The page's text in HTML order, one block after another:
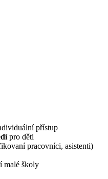
přístup
pro děti
pracovníci, asistenti)
malé školy